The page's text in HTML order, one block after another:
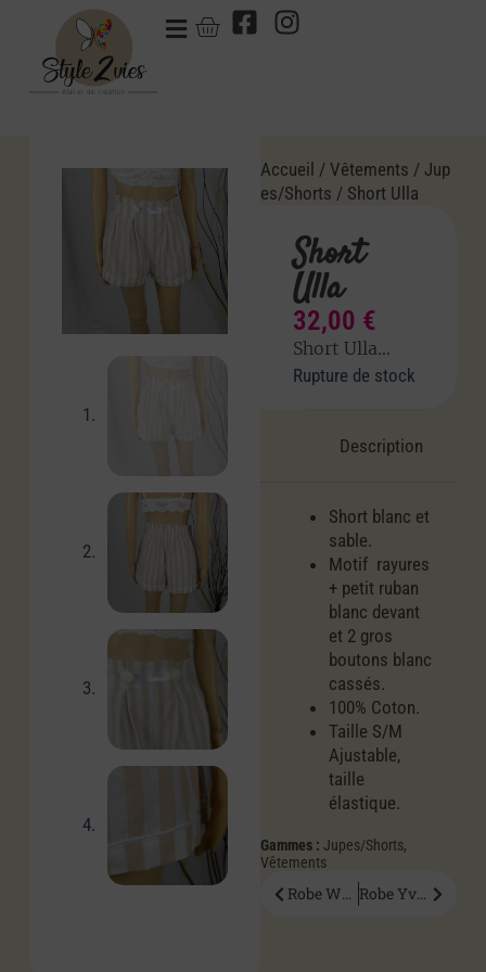
Accueil /Vêtements /Jup
es/Shorts / Short Ulla
Short
Ulla
32,00 €
Short Ulla…
Rupture de stock
Description
Short blanc et
sable.
Motif rayures
+ petit ruban
blanc devant
et 2 gros
boutons blanc
cassés.
100% Coton.
Taille S/M
Ajustable,
taille
élastique.
Gammes : Jupes/Shorts,
Vêtements
Robe Wella Robe Yvonne